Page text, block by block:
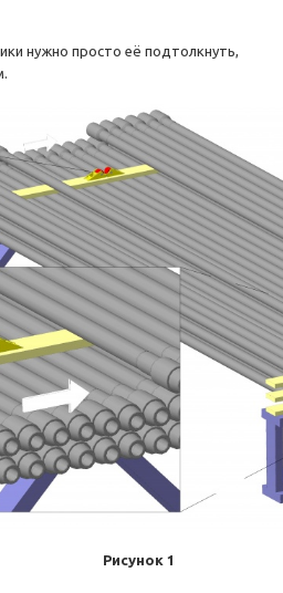
нужно просто её подтолкнуть,
Рисунок 1